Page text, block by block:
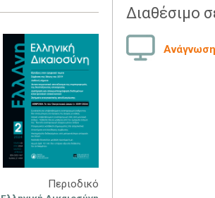
Περιοδικό
Διαθέσιμο